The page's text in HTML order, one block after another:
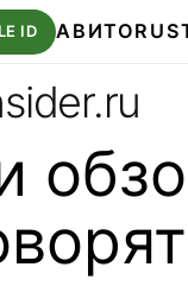
ID АВИТО